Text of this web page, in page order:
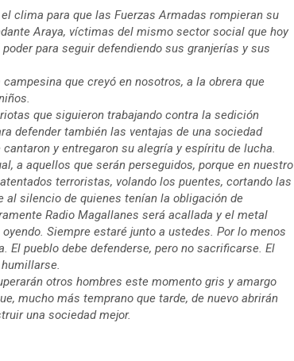
clima para que las Fuerzas Armadas rompieran su
Araya, víctimas del mismo sector social que hoy
para seguir defendiendo sus granjerías y sus
que creyó en nosotros, a la obrera que
que siguieron trabajando contra la sedición
defender también las ventajas de una sociedad
y entregaron su alegría y espíritu de lucha.
a aquellos que serán perseguidos, porque en nuestro
terroristas, volando los puentes, cortando las
al silencio de quienes tenían la obligación de
Radio Magallanes será acallada y el metal
Siempre estaré junto a ustedes. Por lo menos
El pueblo debe defenderse, pero no sacrificarse. El
otros hombres este momento gris y amargo
mucho más temprano que tarde, de nuevo abrirán
una sociedad mejor.